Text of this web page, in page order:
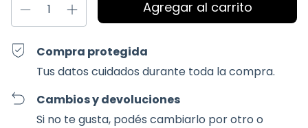
Compra protegida
Tus datos cuidados durante toda la compra.
Cambios y devoluciones
Si no te gusta, podés cambiarlo por otro o